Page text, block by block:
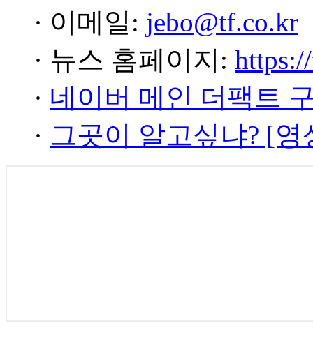
· 이메일: jebo@tf.co.kr
· 뉴스 홈페이지:
· 네이버 메인 더팩트
· 그곳이 알고싶냐? [